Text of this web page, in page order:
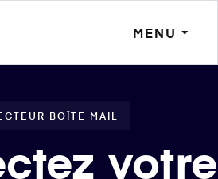
MENU
BOÎTE MAIL
votre